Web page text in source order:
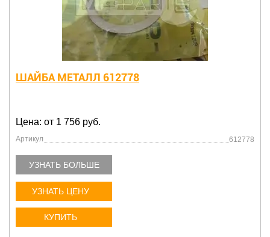
ШАЙБА МЕТАЛЛ 612778
Цена: от 1 756 руб.
Артикул 612778
УЗНАТЬ БОЛЬШЕ
УЗНАТЬ ЦЕНУ
КУПИТЬ